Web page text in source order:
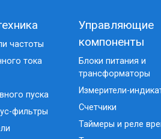
частоты
тока
пуска
фильтры
Управляющие
компоненты
Блоки питания и
трансформаторы
Измерители-
Счетчики
Таймеры и реле